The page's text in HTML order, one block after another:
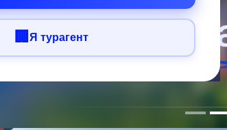
🏢 Я турагент